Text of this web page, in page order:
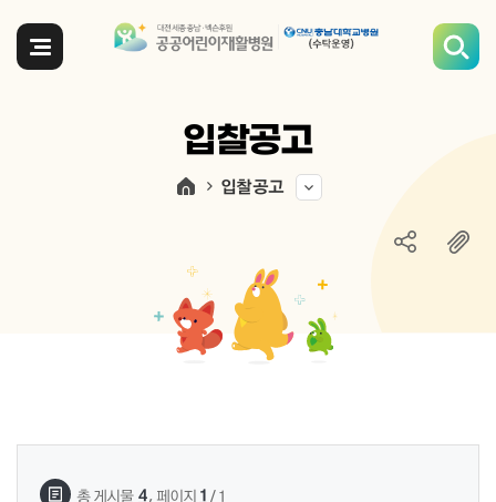
전체메뉴
입찰공고
입찰공고
게시물 검색
총 게시물 4, 페이지 1 / 1